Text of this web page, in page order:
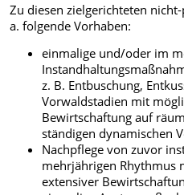
Zu diesen zielgerichteten
a. folgende Vorhaben:
einmalige und/oder im
z. B. Entbuschung,
Vorwaldstadien mit
Bewirtschaftung auf
ständigen dynamischen
Nachpflege von zuvor
mehrjährigen Rhythmus
extensiver